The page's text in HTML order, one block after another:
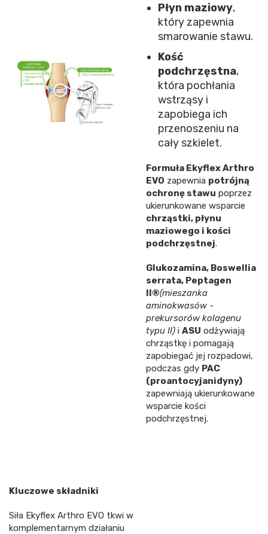
Płyn maziowy,
który zapewnia
smarowanie stawu.
Kość
podchrzęstna,
która pochłania
wstrząsy i
zapobiega ich
przenoszeniu na
cały szkielet.
Formuła Ekyflex Arthro
EVO zapewnia potrójną
ochronę stawu poprzez
ukierunkowane wsparcie
chrząstki, płynu
maziowego i kości
podchrzęstnej.
Glukozamina, Boswellia
serrata, Peptagen
II®(mieszanka
aminokwasów -
prekursorów kolagenu
typu II) i ASU odżywiają
chrząstkę i pomagają
zapobiegać jej rozpadowi,
podczas gdy PAC
(proantocyjanidyny)
zapewniają ukierunkowane
wsparcie kości
podchrzęstnej.
Kluczowe składniki
Siła Ekyflex Arthro EVO tkwi w
komplementarnym działaniu